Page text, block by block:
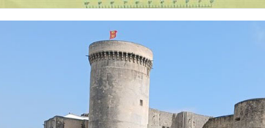
de toutes nationalités et de toutes époques. De nombreuses